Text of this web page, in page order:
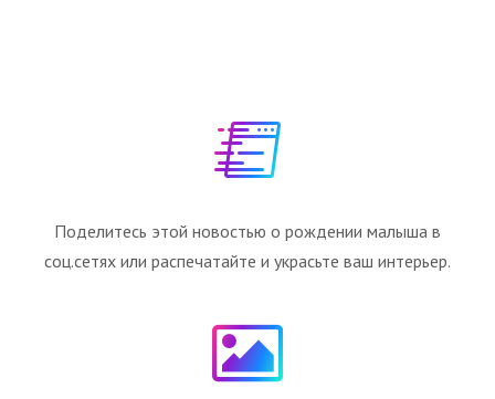
Поделитесь этой новостью о рождении малыша в
соц.сетях или распечатайте и украсьте ваш интерьер.